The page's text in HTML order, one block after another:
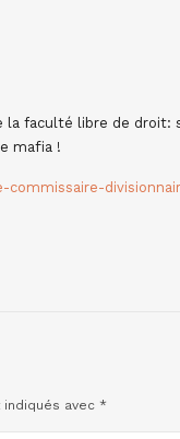
la faculté libre de droit:
mafia !
avec *